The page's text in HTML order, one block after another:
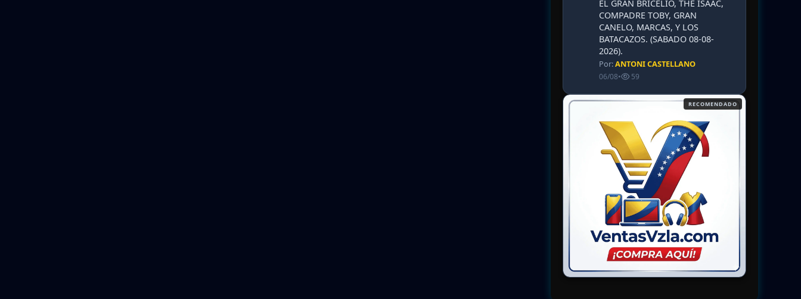
EL GRAN BRICELIO, THE ISAAC,
COMPADRE TOBY, GRAN
CANELO, MARCAS, Y LOS
BATACAZOS. (SABADO 08-08-
2026).
Por:ANTONI CASTELLANO
06/08• 59
RECOMENDADO